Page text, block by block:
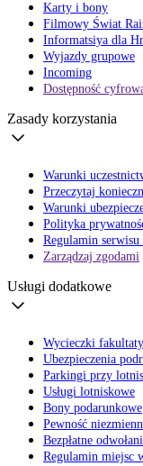
Karty i bony
Filmowy Świat
Informatsiya dla
Wyjazdy grupowe
Incoming
Dostępność
Zasady korzystania
Warunki
Przeczytaj
Warunki
Polityka
Regulamin
Zarządzaj zgodami
Usługi dodatkowe
Wycieczki
Ubezpieczenia
Parkingi przy
Usługi lotniskowe
Bony podarunkowe
Pewność
Bezpłatne
Regulamin miejsc